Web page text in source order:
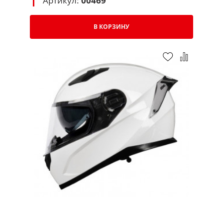
В КОРЗИНУ